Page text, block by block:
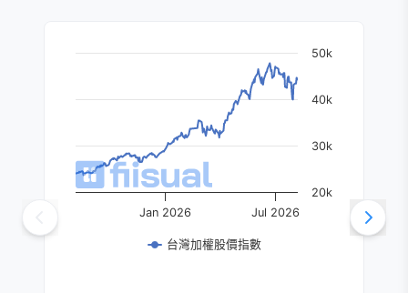
台灣加權股價指數
Jan 2026 Jul 2026
20k
30k
40k
50k